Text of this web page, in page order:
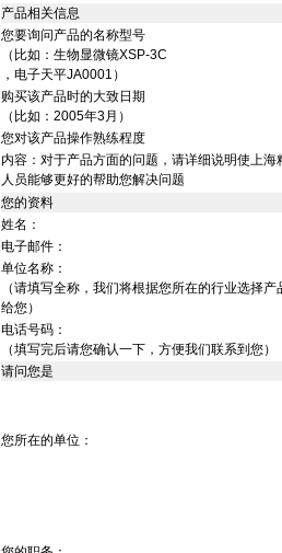
产品相关信息
您要询问产品的名称型号
（比如：生物显微镜XSP-3C
，电子天平JA0001）
购买该产品时的大致日期
（比如：2005年3月）
您对该产品操作熟练程度
内容：对于产品方面的问题，请详细说明使上海
人员能够更好的帮助您解决问题
您的资料
姓名：
电子邮件：
单位名称：
（请填写全称，我们将根据您所在的行业选择产
给您）
电话号码：
（填写完后请您确认一下，方便我们联系到您）
请问您是
您所在的单位：